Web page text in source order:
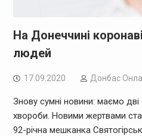
На Донеччині
людей
17.09.2020 Дoнбас
Знову сумні новини: маємо дві
хвороби. Новими жертвами
92-річна мешканка